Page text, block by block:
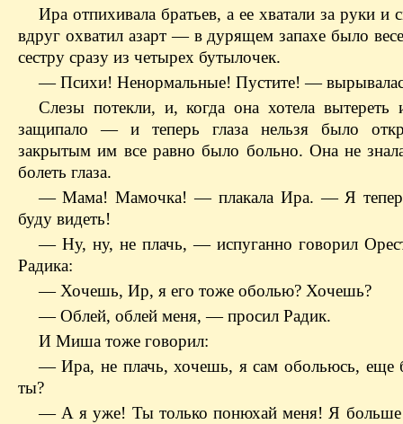
Ира отпихивала братьев, а ее хватали за руки и
вдруг охватил азарт — в дурящем запахе было
сестру сразу из четырех бутылочек.
— Психи! Ненормальные! Пустите! —
Слезы потекли, и, когда она хотела вытереть
защипало — и теперь глаза нельзя было
закрытым им все равно было больно. Она не
болеть глаза.
— Мама! Мамочка! — плакала Ира. — Я
буду видеть!
— Ну, ну, не плачь, — испуганно говорил
Радика:
— Хочешь, Ир, я его тоже оболью? Хочешь?
— Облей, облей меня, — просил Радик.
И Миша тоже говорил:
— Ира, не плачь, хочешь, я сам обольюсь, еще
ты?
— А я уже! Ты только понюхай меня! Я больше